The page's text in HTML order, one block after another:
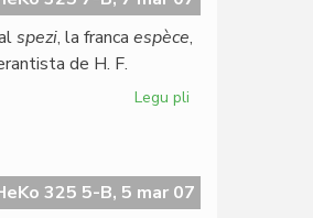
spezi, la franca espèce,
de H. F.
Legu pli
centjara
325 5-B, 5 mar 07